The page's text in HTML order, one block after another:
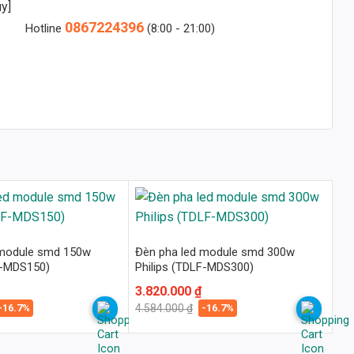
Hotline 0867224396 (8:00 - 21:00)
smd 150w
Đèn pha led module smd 300w
Philips (TDLF-MDS300)
4.584.000₫
Giá
gốc
là:
3.820.000₫
Giá
hiện
tại
3.820.000 ₫.
-16.7%